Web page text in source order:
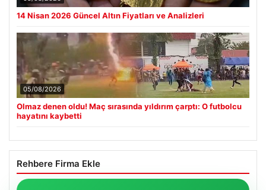
14 Nisan 2026 Güncel Altın Fiyatları ve Analizleri
05/08/2026
Olmaz denen oldu! Maç sırasında yıldırım çarptı: O futbolcu
hayatını kaybetti
Rehbere Firma Ekle